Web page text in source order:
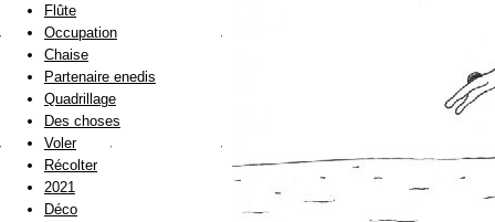
Flûte
Occupation
Chaise
Partenaire enedis
Quadrillage
Des choses
Voler
Récolter
2021
Déco